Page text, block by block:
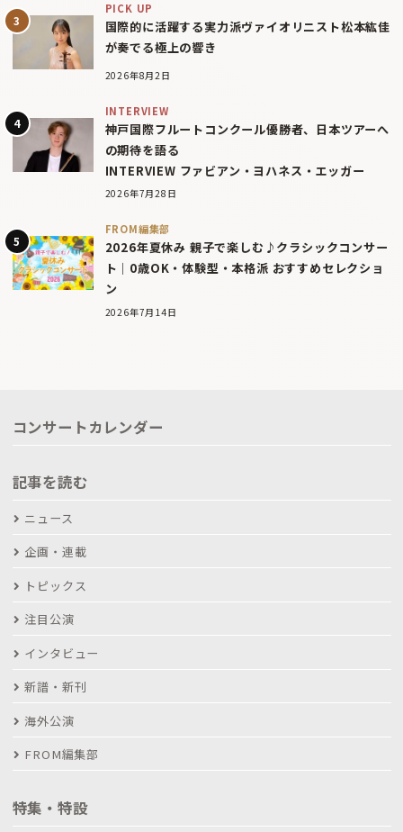
PICK UP
国際的に活躍する実力派ヴァイオリニスト松本紘佳
が奏でる極上の響き
2026年8月2日
INTERVIEW
神戸国際フルートコンクール優勝者、日本ツアーへ
の期待を語る
INTERVIEW ファビアン・ヨハネス・エッガー
2026年7月28日
FROM編集部
2026年夏休み 親子で楽しむ♪クラシックコンサー
ト｜0歳OK・体験型・本格派 おすすめセレクショ
ン
2026年7月14日
コンサートカレンダー
記事を読む
ニュース
企画・連載
トピックス
注目公演
インタビュー
新譜・新刊
海外公演
FROM編集部
特集・特設